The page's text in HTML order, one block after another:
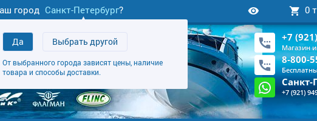
город Санкт-Петербург?
Да Выбрать другой
От выбранного города зависят цены, наличие
товара и способы доставки.
0
+7
Магазин
8-800-
Санкт-
+7 (921)